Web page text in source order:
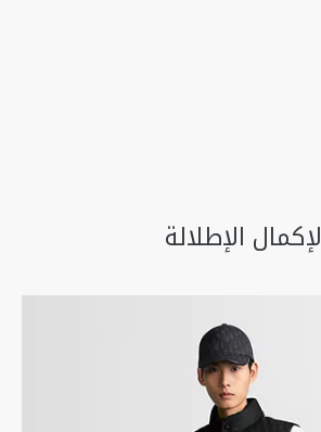
لإكمال الإطلالة